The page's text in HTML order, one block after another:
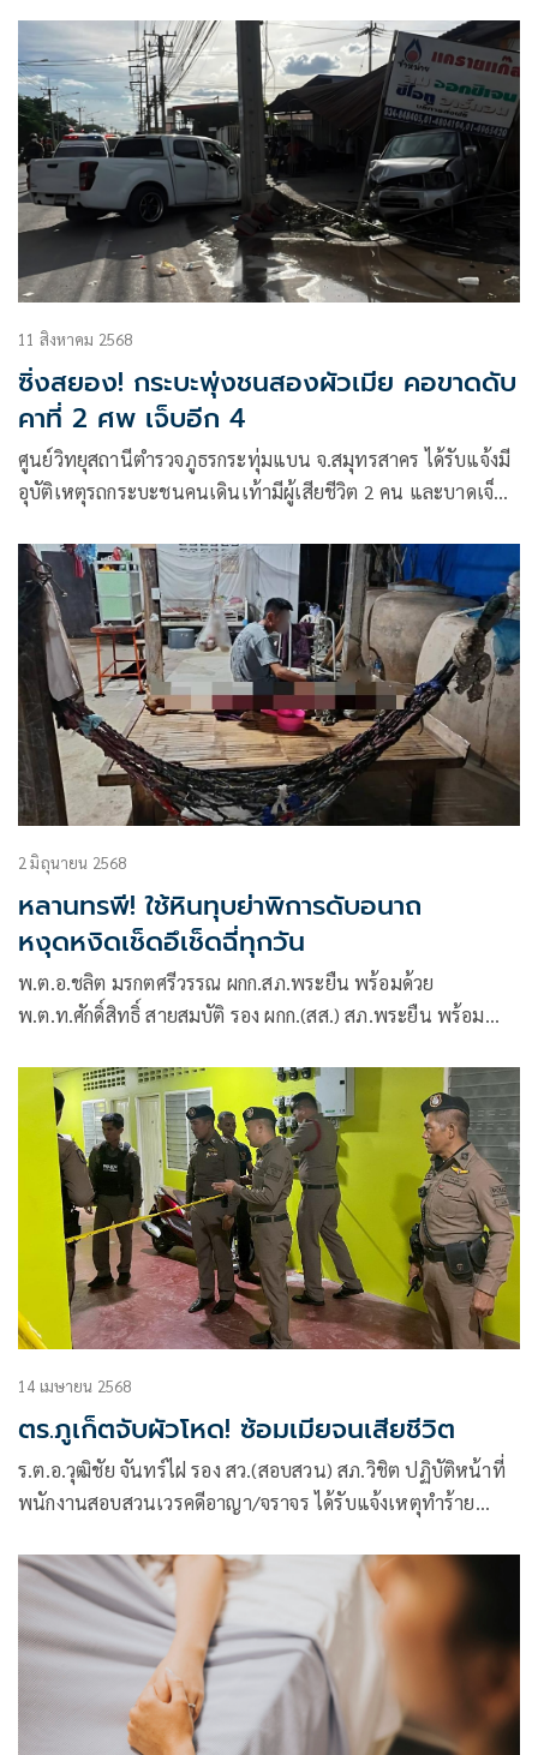
หลายราย
11 สิงหาคม 2568
ซิ่งสยอง! กระบะพุ่งชนสองผัวเมีย คอขาดดับ
คาที่ 2 ศพ เจ็บอีก 4
ศูนย์วิทยุสถานีตำรวจภูธรกระทุ่มแบน จ.สมุทรสาคร ได้รับแจ้งมี
อุบัติเหตุรถกระบะชนคนเดินเท้ามีผู้เสียชีวิต 2 คน และบาดเจ็บ
2 มิถุนายน 2568
หลานทรพี! ใช้หินทุบย่าพิการดับอนาถ
หงุดหงิดเช็ดอึเช็ดฉี่ทุกวัน
พ.ต.อ.ชลิต มรกตศรีวรรณ ผกก.สภ.พระยืน พร้อมด้วย
พ.ต.ท.ศักดิ์สิทธิ์ สายสมบัติ รอง ผกก.(สส.) สภ.พระยืน พร้อม
14 เมษายน 2568
ตร.ภูเก็ตจับผัวโหด! ซ้อมเมียจนเสียชีวิต
ร.ต.อ.วุฒิชัย จันทร์ไฝ รอง สว.(สอบสวน) สภ.วิชิต ปฏิบัติหน้าที่
พนักงานสอบสวนเวรคดีอาญา/จราจร ได้รับแจ้งเหตุทำร้าย